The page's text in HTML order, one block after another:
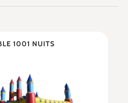
1001 NUITS